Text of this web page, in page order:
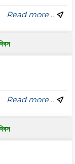
Read more ..
Read more ..